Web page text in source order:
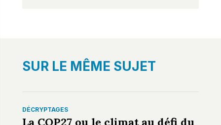
SUR LE MÊME SUJET
DÉCRYPTAGES
La COP27 ou le climat au défi du